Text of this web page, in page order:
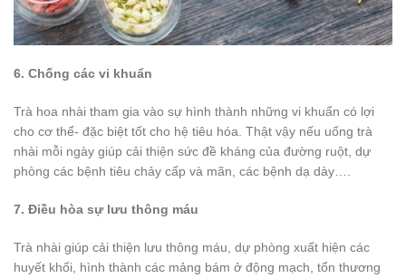
6. Chống các vi khuẩn
Trà hoa nhài tham gia vào sự hình thành những vi khuẩn có lợi
cho cơ thể- đặc biệt tốt cho hệ tiêu hóa. Thật vậy nếu uống trà
nhài mỗi ngày giúp cải thiện sức đề kháng của đường ruột, dự
phòng các bệnh tiêu chảy cấp và mãn, các bệnh dạ dày….
7. Điều hòa sự lưu thông máu
Trà nhài giúp cải thiện lưu thông máu, dự phòng xuất hiện các
huyết khối, hình thành các mảng bám ở động mạch, tổn thương